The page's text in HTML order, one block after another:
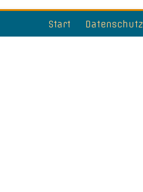
Start Datenschutz